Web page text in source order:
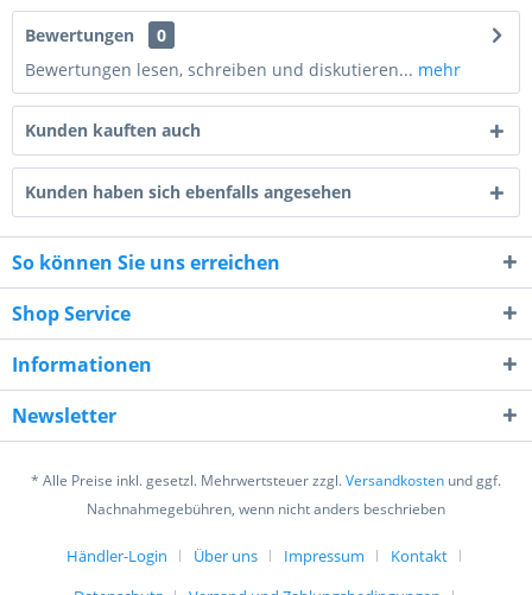
6 + 5 = ?
Ich habe dieDatenschutzerklärunggelesen,
verstanden und stimme zu. *
Mit * gekennzeichnete Felder sind Pflichtfelder.
Senden
Bewertungen
0
Bewertungen lesen, schreiben und diskutieren... mehr
Kunden kauften auch
Kunden haben sich ebenfalls angesehen
So können Sie uns erreichen
Shop Service
Informationen
Newsletter
* Alle Preise inkl. gesetzl. Mehrwertsteuer zzgl.Versandkosten und ggf.
Nachnahmegebühren, wenn nicht anders beschrieben
Händler-Login Über uns Impressum
Kontakt